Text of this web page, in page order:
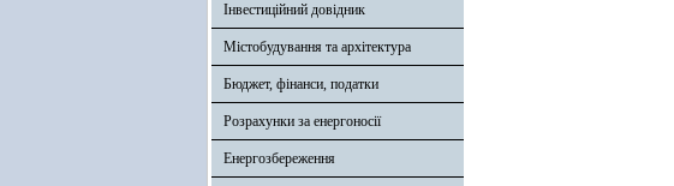
Інвестиційний довідник
Містобудування та архітектура
Бюджет, фінанси, податки
Розрахунки за енергоносії
Енергозбереження